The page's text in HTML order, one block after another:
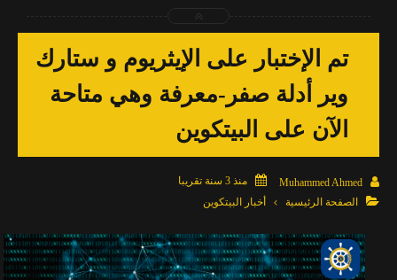
تم الإختبار على الإيثريوم و ستارك
وير أدلة صفر-معرفة وهي متاحة
الآن على البيتكوين

Muhammed Ahmed

منذ 3 سنة تقريبا

الصفحة الرئيسية أخبار البيتكوين